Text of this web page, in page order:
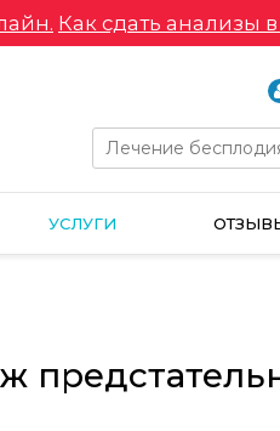
Как сдать анализы
УСЛУГИ